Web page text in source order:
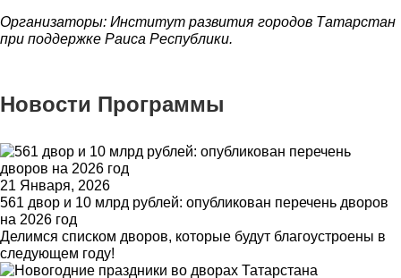
Организаторы: Институт развития городов Татарстан
при поддержке Раиса Республики.
Новости Программы
21 Января, 2026
561 двор и 10 млрд рублей: опубликован перечень дворов
на 2026 год
Делимся списком дворов, которые будут благоустроены в
следующем году!